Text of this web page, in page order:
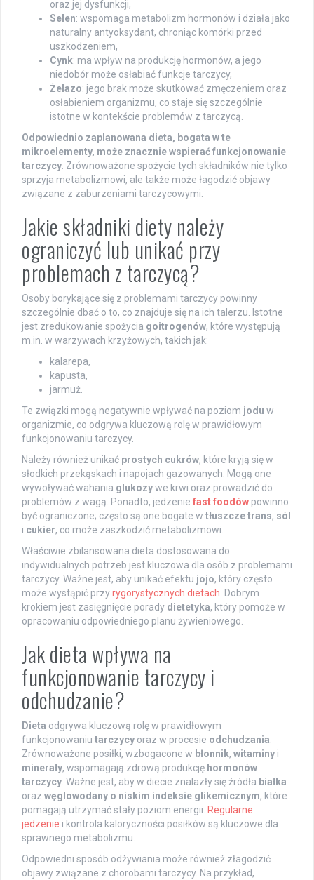
oraz jej dysfunkcji,
Selen: wspomaga metabolizm hormonów i działa jako
naturalny antyoksydant, chroniąc komórki przed
uszkodzeniem,
Cynk: ma wpływ na produkcję hormonów, a jego
niedobór może osłabiać funkcje tarczycy,
Żelazo: jego brak może skutkować zmęczeniem oraz
osłabieniem organizmu, co staje się szczególnie
istotne w kontekście problemów z tarczycą.
Odpowiednio zaplanowana dieta, bogata w te
mikroelementy, może znacznie wspierać funkcjonowanie
tarczycy. Zrównoważone spożycie tych składników nie tylko
sprzyja metabolizmowi, ale także może łagodzić objawy
związane z zaburzeniami tarczycowymi.
Jakie składniki diety należy
ograniczyć lub unikać przy
problemach z tarczycą?
Osoby borykające się z problemami tarczycy powinny
szczególnie dbać o to, co znajduje się na ich talerzu. Istotne
jest zredukowanie spożycia goitrogenów, które występują
m.in. w warzywach krzyżowych, takich jak:
kalarepa,
kapusta,
jarmuż.
Te związki mogą negatywnie wpływać na poziom jodu w
organizmie, co odgrywa kluczową rolę w prawidłowym
funkcjonowaniu tarczycy.
Należy również unikać prostych cukrów, które kryją się w
słodkich przekąskach i napojach gazowanych. Mogą one
wywoływać wahania glukozywe krwi oraz prowadzić do
problemów z wagą. Ponadto, jedzenie fast foodów powinno
być ograniczone; często są one bogate w tłuszcze trans, sól
i cukier, co może zaszkodzić metabolizmowi.
Właściwie zbilansowana dieta dostosowana do
indywidualnych potrzeb jest kluczowa dla osób z problemami
tarczycy. Ważne jest, aby unikać efektu jojo, który często
może wystąpić przyrygorystycznych dietach . Dobrym
krokiem jest zasięgnięcie porady dietetyka, który pomoże w
opracowaniu odpowiedniego planu żywieniowego.
Jak dieta wpływa na
funkcjonowanie tarczycy i
odchudzanie?
Dieta odgrywa kluczową rolę w prawidłowym
funkcjonowaniu tarczycy oraz w procesie odchudzania
Zrównoważone posiłki, wzbogacone w błonnik, witaminy i
minerały, wspomagają zdrową produkcję hormonów
tarczycy . Ważne jest, aby w diecie znalazły się źródła białka
oraz węglowodany o niskim indeksie glikemicznym, które
pomagają utrzymać stały poziom energii. Regularne
jedzenie i kontrola kaloryczności posiłków są kluczowe dla
sprawnego metabolizmu.
Odpowiedni sposób odżywiania może również złagodzić
objawy związane z chorobami tarczycy. Na przykład,